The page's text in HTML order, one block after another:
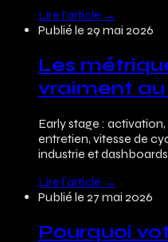
Lire l’article →
Publié le 29 mai 2026
Les
vraiment
Early stage :
entretien, vitesse de
industrie et
Lire l’article →
Publié le 27 mai 2026
Pourquoi